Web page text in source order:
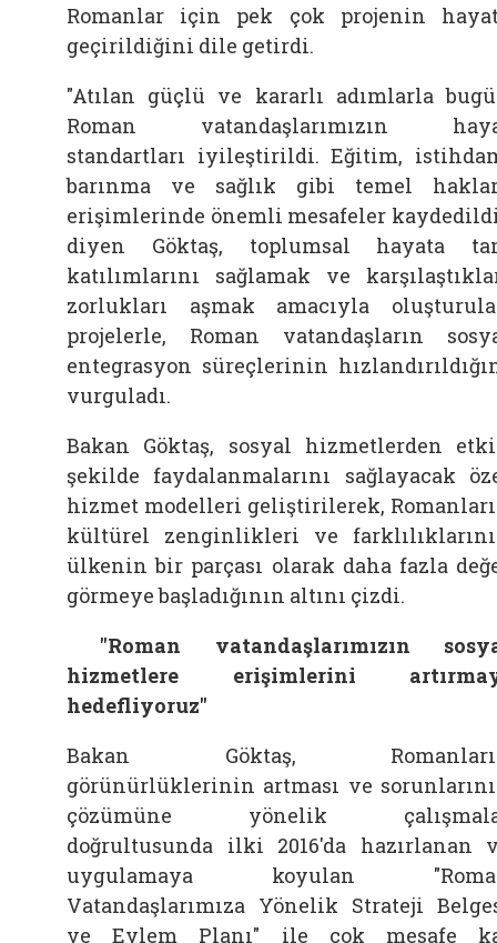
Romanlar için pek çok projenin
geçirildiğini dile getirdi.
"Atılan güçlü ve kararlı adımlarla
Roman vatandaşlarımızın
standartları iyileştirildi. Eğitim,
barınma ve sağlık gibi temel
erişimlerinde önemli mesafeler
diyen Göktaş, toplumsal hayata
katılımlarını sağlamak ve
zorlukları aşmak amacıyla
projelerle, Roman vatandaşların
entegrasyon süreçlerinin
vurguladı.
Bakan Göktaş, sosyal hizmetlerden
şekilde faydalanmalarını sağlayacak
hizmet modelleri geliştirilerek,
kültürel zenginlikleri ve
ülkenin bir parçası olarak daha fazla
görmeye başladığının altını çizdi.
"Roman vatandaşlarımızın
hizmetlere erişimlerini
hedefliyoruz"
Bakan Göktaş,
görünürlüklerinin artması ve
çözümüne yönelik
doğrultusunda ilki 2016'da hazırlanan
uygulamaya koyulan
Vatandaşlarımıza Yönelik Strateji
ve Eylem Planı" ile çok mesafe